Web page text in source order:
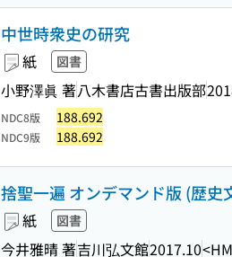
中世時衆史の研究
紙 図書
小野澤眞 著八木書店古書出版部
NDC8版 188.692
NDC9版 188.692
捨聖一遍 オンデマンド版 (歴史
紙 図書
今井雅晴 著吉川弘文館2017.10